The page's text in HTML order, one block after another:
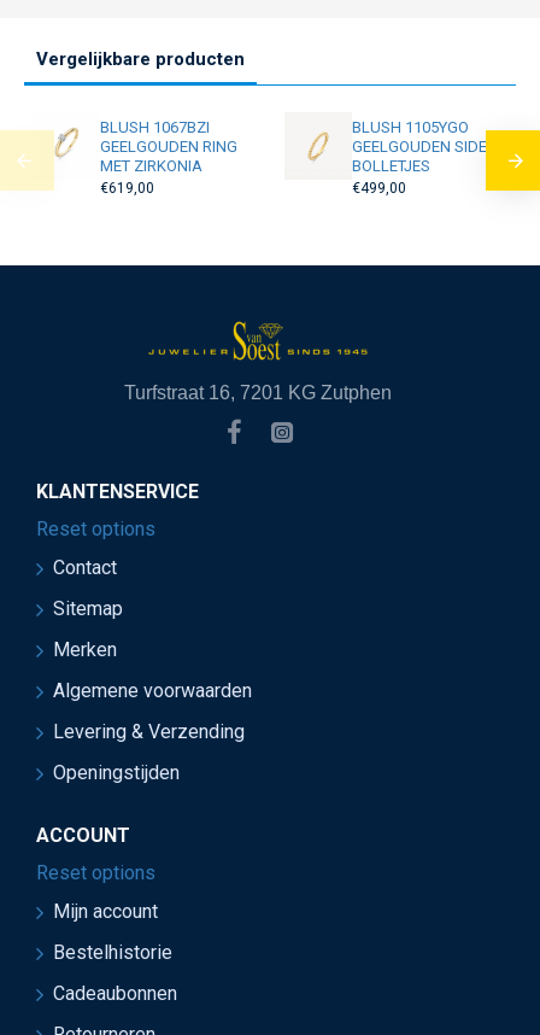
Vergelijkbare producten
BLUSH 1067BZI
GEELGOUDEN RING
MET ZIRKONIA
€619,00
BLUSH 1105YGO
GEELGOUDEN SIDER
BOLLETJES
€499,00
Turfstraat 16, 7201 KG Zutphen
KLANTENSERVICE
Reset options
Contact
Sitemap
Merken
Algemene voorwaarden
Levering & Verzending
Openingstijden
ACCOUNT
Reset options
Mijn account
Bestelhistorie
Cadeaubonnen